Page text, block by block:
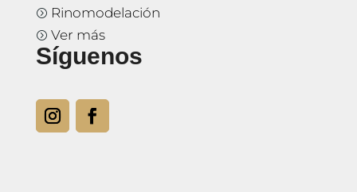
= Rinomodelación
= Ver más
Síguenos